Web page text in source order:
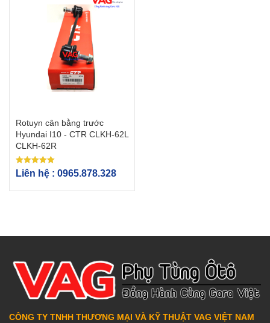
Rotuyn cân bằng trước
Hyundai I10 - CTR CLKH-62L
CLKH-62R
Được xếp
hạng
5 sao
Liên hệ : 0965.878.328
CÔNG TY TNHH THƯƠNG MẠI VÀ KỸ THUẬT VAG VIỆT NAM